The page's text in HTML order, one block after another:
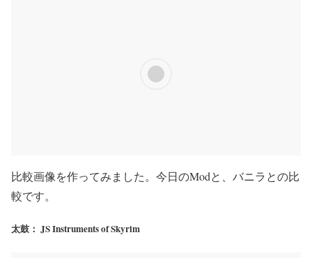
比較画像を作ってみました。今日のModと、バニラとの比
較です。
太鼓： JS Instruments of Skyrim